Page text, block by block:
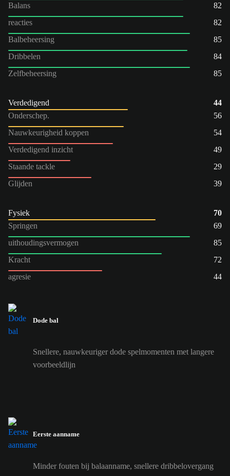
Balans
82
reacties
82
Balbeheersing
85
Dribbelen
84
Zelfbeheersing
85
Verdedigend
44
Onderschep.
56
Nauwkeurigheid koppen
54
Verdedigend inzicht
49
Staande tackle
29
Glijden
39
Fysiek
70
Springen
69
uithoudingsvermogen
85
Kracht
72
agresie
44
Dode bal
Snellere, nauwkeuriger dode spelmomenten met langere
voorbeeldlijn
Eerste aanname
Minder fouten bij balaanname, snellere dribbelovergang